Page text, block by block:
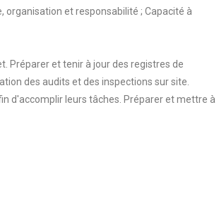
organisation et responsabilité ; Capacité à
Préparer et tenir à jour des registres de
des audits et des inspections sur site.
d'accomplir leurs tâches. Préparer et mettre à